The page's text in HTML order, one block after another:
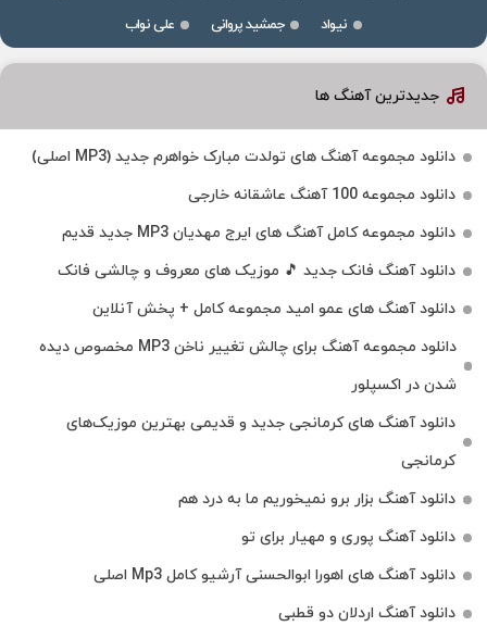
نیواد
جمشید پروانی علی نواب
جدیدترین آهنگ ها
دانلود مجموعه آهنگ های تولدت مبارک خواهرم جدید (MP3 اصلی)
دانلود مجموعه 100 آهنگ عاشقانه خارجی
دانلود مجموعه کامل آهنگ های ایرج مهدیان MP3 جدید قدیم
دانلود آهنگ فانک جدید 🎵 موزیک‌ های معروف و چالشی فانک
دانلود آهنگ های عمو امید مجموعه کامل + پخش آنلاین
دانلود مجموعه آهنگ برای چالش تغییر ناخن MP3 مخصوص دیده
شدن در اکسپلور
دانلود آهنگ‌ های کرمانجی جدید و قدیمی بهترین موزیک‌های
کرمانجی
دانلود آهنگ بزار برو نمیخوریم ما به درد هم
دانلود آهنگ پوری و مهیار برای تو
دانلود آهنگ های اهورا ابوالحسنی آرشیو کامل Mp3 اصلی
دانلود آهنگ اردلان دو قطبی